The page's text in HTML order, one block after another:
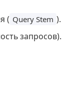
( Query Stem ).
запросов).